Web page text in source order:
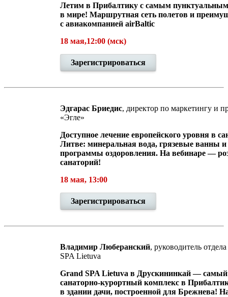
Летим в Прибалтику с самым пунктуальным
в мире! Маршрутная сеть полетов и
с авиакомпанией airBaltic
18 мая,12:00 (мск)
Зарегистрироваться
Эдгарас Бриедис, директор по маркетингу и
«Эгле»
Доступное лечение европейского уровня в
Литве: минеральная вода, грязевые ванны
программы оздоровления. На вебинаре —
санаторий!
18 мая, 13:00
Зарегистрироваться
Владимир Люберанский, руководитель
SPA Lietuva
Grand SPA Lietuva в Друскининкай —
санаторно-курортный комплекс в
в здании дачи, построенной для Брежнева!